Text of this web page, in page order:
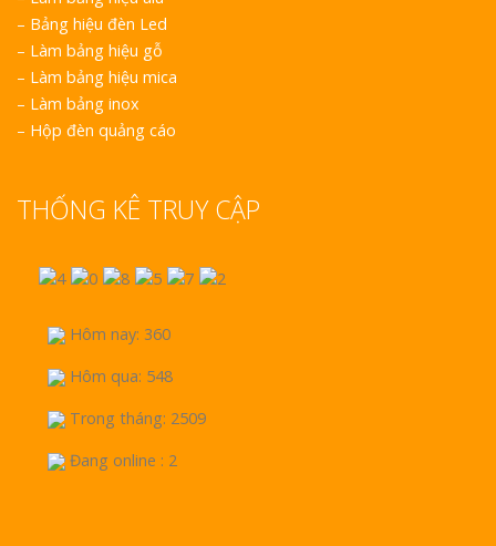
– Bảng hiệu đèn Led
– Làm bảng hiệu gỗ
– Làm bảng hiệu mica
– Làm bảng inox
– Hộp đèn quảng cáo
THỐNG KÊ TRUY CẬP
Hôm nay: 360
Hôm qua: 548
Trong tháng: 2509
Đang online : 2